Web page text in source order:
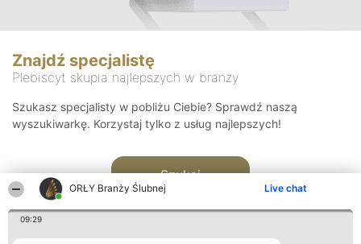
ORŁY Branży Ślubnej Live chat
09:29
Znajdź specjalistę
Plebiscyt skupia najlepszych w branży
Szukasz specjalisty w pobliżu Ciebie? Sprawdź naszą
wyszukiwarkę. Korzystaj tylko z usług najlepszych!
Szukaj